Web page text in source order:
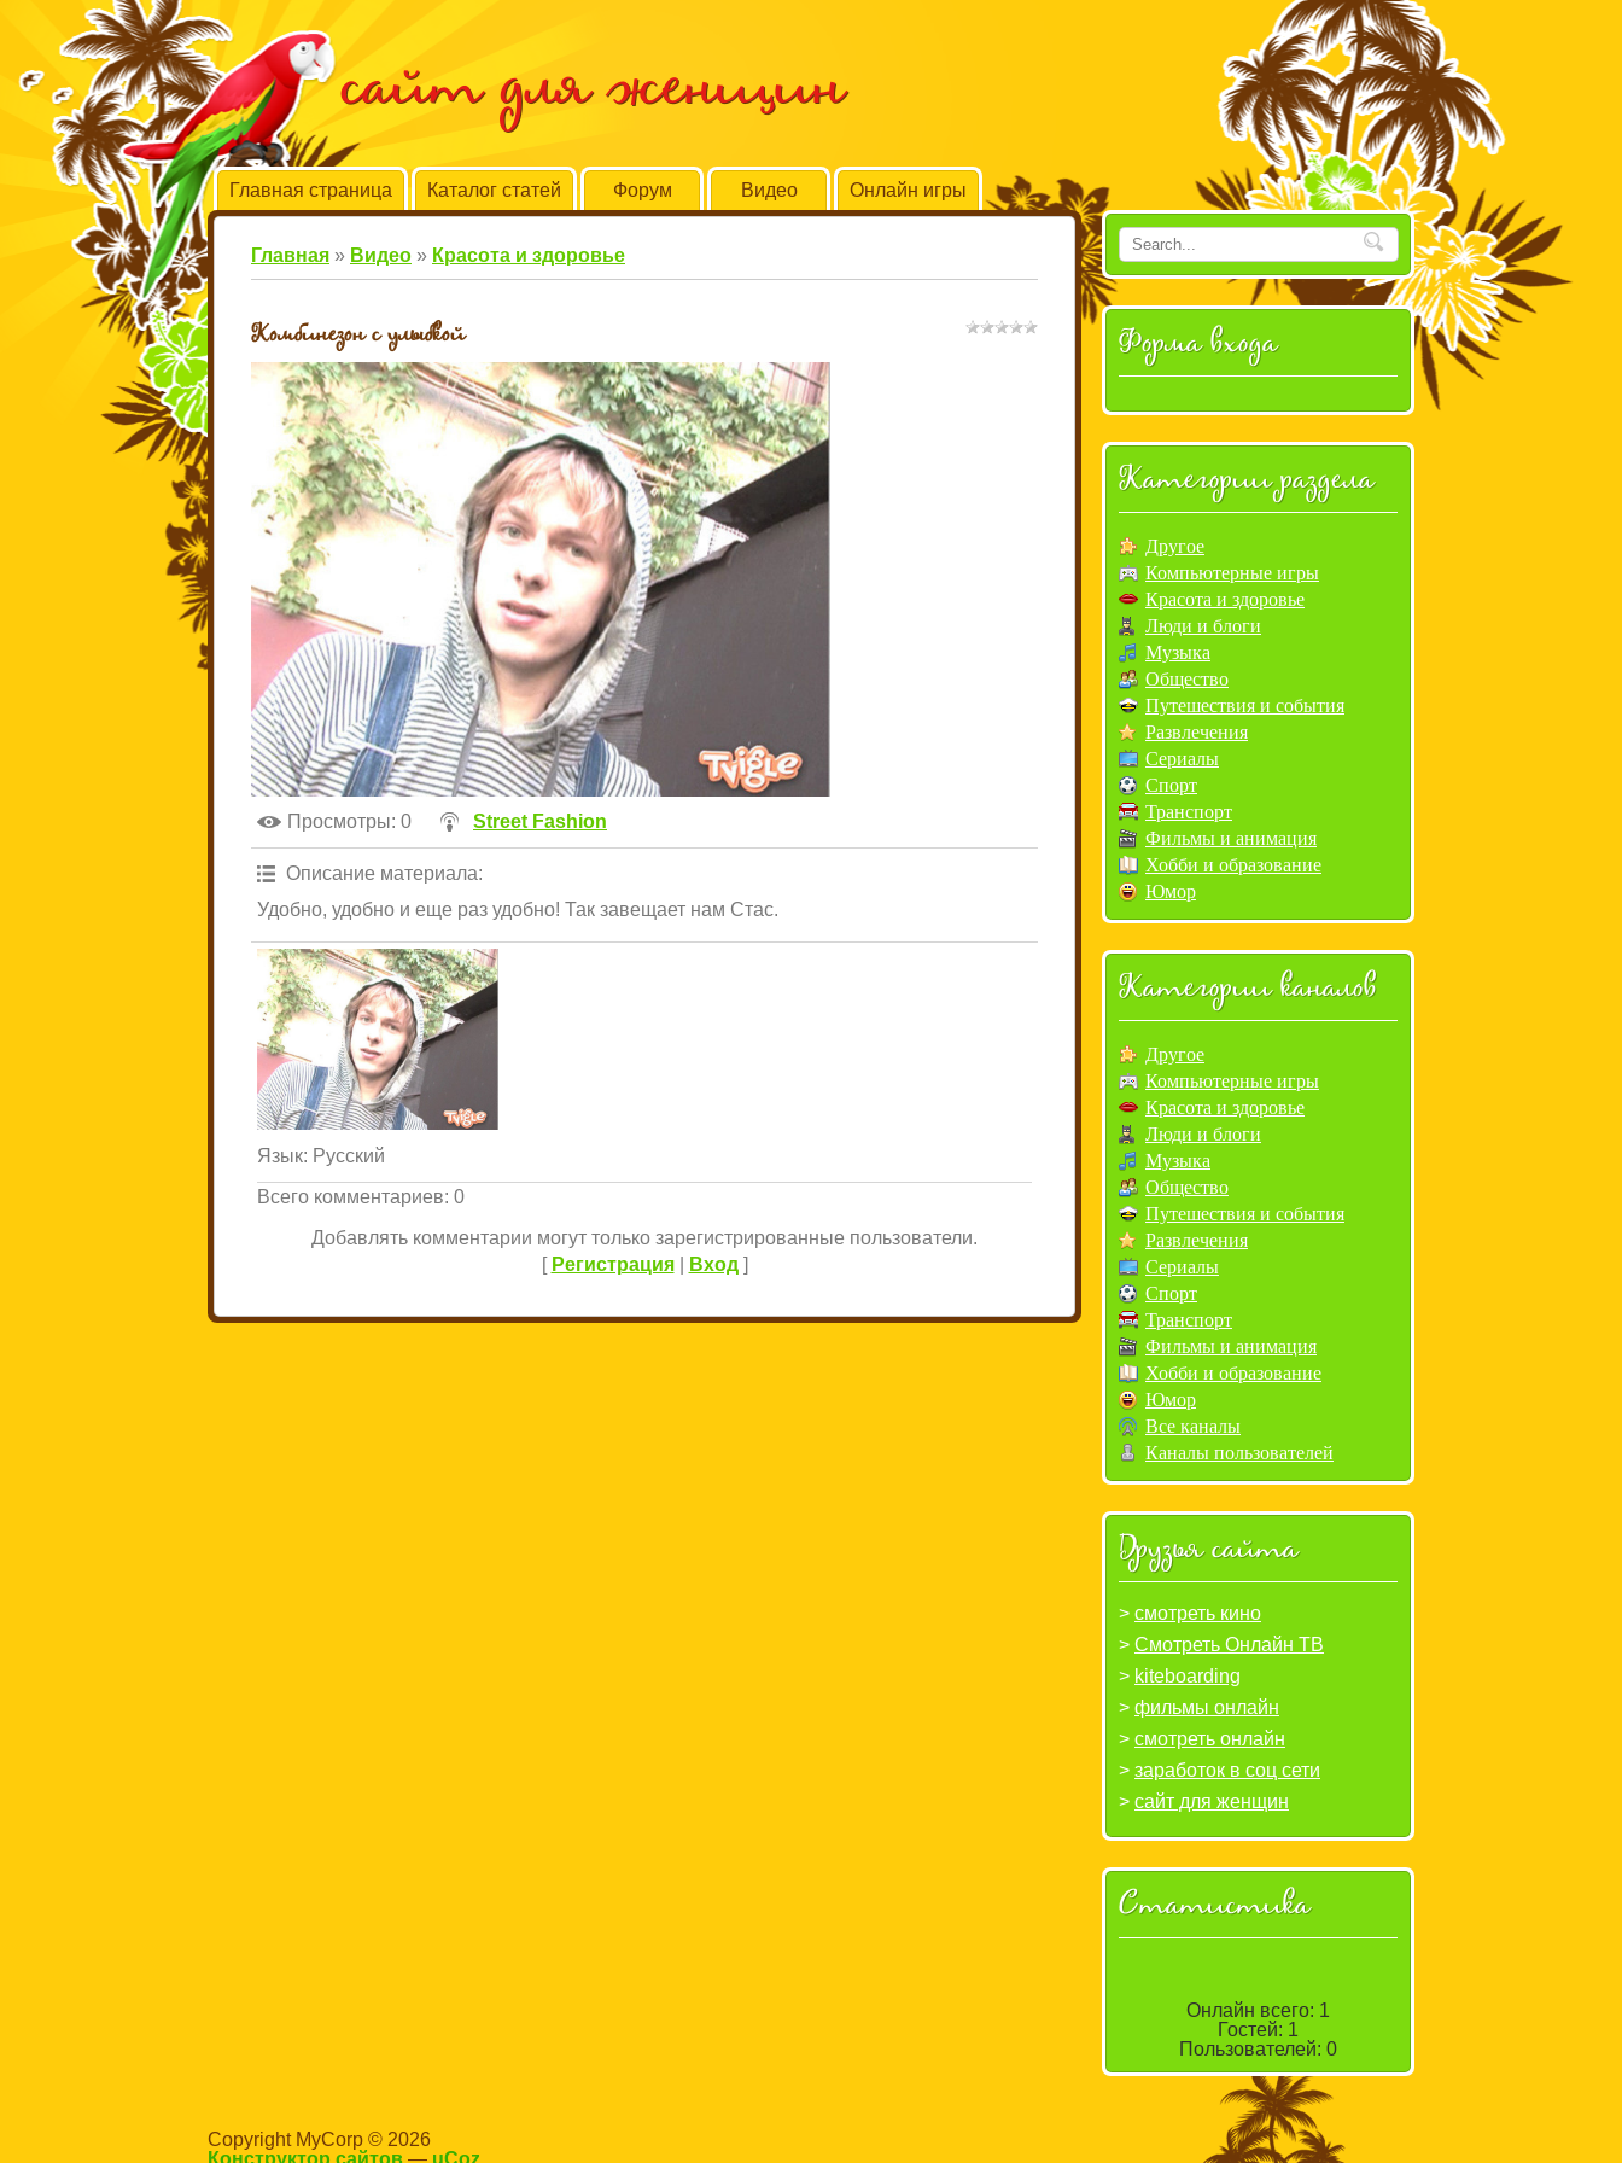
сайт для женщин
Главная страница Каталог статей Форум Видео Онлайн игры
Главная » Видео » Красота и здоровье
Комбинезон с улыбкой
Просмотры: 0 Street Fashion
Описание материала:
Удобно, удобно и еще раз удобно! Так завещает нам Стас.
Язык: Русский
Всего комментариев: 0
Добавлять комментарии могут только зарегистрированные пользователи.
[ Регистрация| Вход]
Форма входа
Категории раздела
Другое
Компьютерные игры
Красота и здоровье
Люди и блоги
Музыка
Общество
Путешествия и события
Развлечения
Сериалы
Спорт
Транспорт
Фильмы и анимация
Хобби и образование
Юмор
Категории каналов
Другое
Компьютерные игры
Красота и здоровье
Люди и блоги
Музыка
Общество
Путешествия и события
Развлечения
Сериалы
Спорт
Транспорт
Фильмы и анимация
Хобби и образование
Юмор
Все каналы
Каналы пользователей
Друзья сайта
смотреть кино
Смотреть Онлайн ТВ
kiteboarding
фильмы онлайн
смотреть онлайн
заработок в соц сети
сайт для женщин
Статистика
Онлайн всего: 1
Гостей: 1
Пользователей: 0
Copyright MyCorp © 2026
Конструктор сайтов — uCoz